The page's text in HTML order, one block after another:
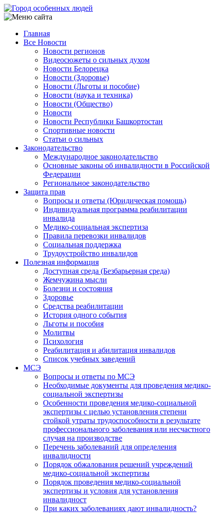
Перейти
к
содержанию
Main
navigation
Главная
Все Новости
Новости регионов
Видеосюжеты о сильных духом
Новости Белорецка
Новости (Здоровье)
Новости (Льготы и пособие)
Новости (наука и техника)
Новости (Общество)
Новости
Новости Республики Башкортостан
Спортивные новости
Статьи о сильных
Законодательство
Международное законодательство
Основные законы об инвалидности в Российской
Федерации
Региональное законодательство
Защита прав
Вопросы и ответы (Юридическая помощь)
Индивидуальная программа реабилитации
инвалида
Медико-социальная экспертиза
Правила перевозки инвалидов
Социальная поддержка
Трудоустройство инвалидов
Полезная информация
Доступная среда (Безбарьерная среда)
Жемчужина мысли
Болезни и состояния
Здоровье
Средства реабилитации
История одного события
Льготы и пособия
Молитвы
Психология
Реабилитация и абилитация инвалидов
Список учебных заведений
МСЭ
Вопросы и ответы по МСЭ
Необходимые документы для проведения медико-
социальной экспертизы
Особенности проведения медико-социальной
экспертизы с целью установления степени
стойкой утраты трудоспособности в результате
профессионального заболевания или несчастного
случая на производстве
Перечень заболеваний для определения
инвалидности
Порядок обжалования решений учреждений
медико-социальной экспертизы
Порядок проведения медико-социальной
экспертизы и условия для установления
инвалидност
При каких заболеваниях дают инвалидность?